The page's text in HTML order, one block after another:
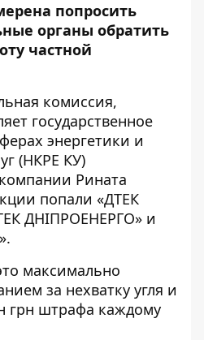
попросить
органы обратить
частной
комиссия,
государственное
энергетики и
(НКРЕ КУ)
Рината
попали «ДТЕК
ДНІПРОЕНЕРГО» и
максимально
за нехватку угля и
грн штрафа каждому